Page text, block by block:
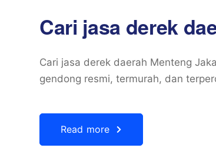
Cari jasa derek
Cari jasa derek daerah Menteng
gendong resmi, termurah, dan
Read more